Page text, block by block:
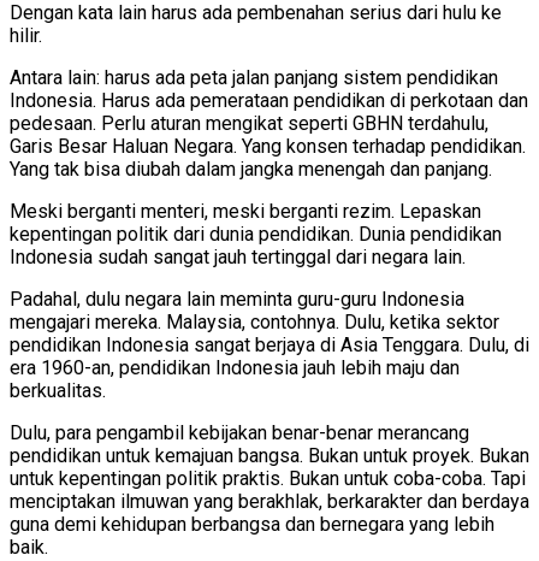
Dengan kata lain harus ada pembenahan serius dari hulu ke
hilir.
Antara lain: harus ada peta jalan panjang sistem pendidikan
Indonesia. Harus ada pemerataan pendidikan di perkotaan dan
pedesaan. Perlu aturan mengikat seperti GBHN terdahulu,
Garis Besar Haluan Negara. Yang konsen terhadap pendidikan.
Yang tak bisa diubah dalam jangka menengah dan panjang.
Meski berganti menteri, meski berganti rezim. Lepaskan
kepentingan politik dari dunia pendidikan. Dunia pendidikan
Indonesia sudah sangat jauh tertinggal dari negara lain.
Padahal, dulu negara lain meminta guru-guru Indonesia
mengajari mereka. Malaysia, contohnya. Dulu, ketika sektor
pendidikan Indonesia sangat berjaya di Asia Tenggara. Dulu, di
era 1960-an, pendidikan Indonesia jauh lebih maju dan
berkualitas.
Dulu, para pengambil kebijakan benar-benar merancang
pendidikan untuk kemajuan bangsa. Bukan untuk proyek. Bukan
untuk kepentingan politik praktis. Bukan untuk coba-coba. Tapi
menciptakan ilmuwan yang berakhlak, berkarakter dan berdaya
guna demi kehidupan berbangsa dan bernegara yang lebih
baik.